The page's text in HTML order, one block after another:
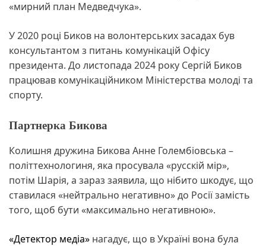
«мирний план Медведчука».
У 2020 році Биков на волонтерських засадах був
консультантом з питань комунікацій Офісу
президента. До листопада 2024 року Сергій Биков
працював комунікаційником Міністерства молоді та
спорту.
Партнерка Бикова
Колишня дружина Бикова Анне Голембіовська –
політтехнологиня, яка просувала «русскій мір»,
потім Шарія, а зараз заявила, що нібито шкодує, що
ставилася «нейтрально негативно» до Росії замість
того, щоб бути «максимально негативною».
«Детектор медіа» нагадує, що в Україні вона була